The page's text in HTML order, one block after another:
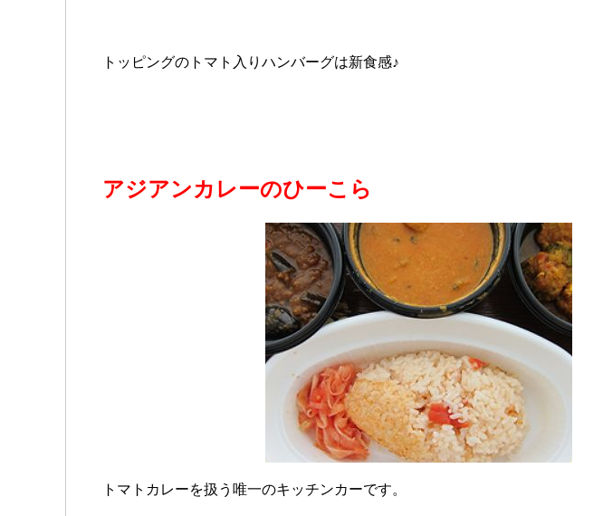
トッピングのトマト入りハンバーグは新食感♪
アジアンカレーのひーこら
トマトカレーを扱う唯一のキッチンカーです。